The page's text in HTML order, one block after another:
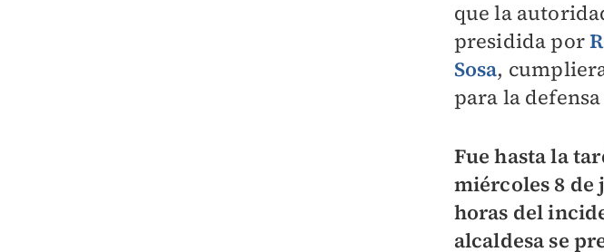
que la
presidida por
Sosa,
para la
Fue hasta la
miércoles 8 de
horas del
alcaldesa se